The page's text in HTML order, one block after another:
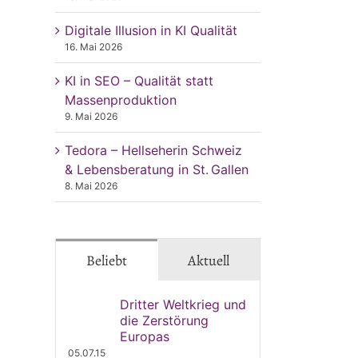
Digitale Illusion in KI Qualität
16. Mai 2026
KI in SEO – Qualität statt
Massenproduktion
9. Mai 2026
Tedora – Hellseherin Schweiz
& Lebensberatung in St. Gallen
8. Mai 2026
Beliebt Aktuell
Dritter Weltkrieg und
die Zerstörung
Europas
05.07.15